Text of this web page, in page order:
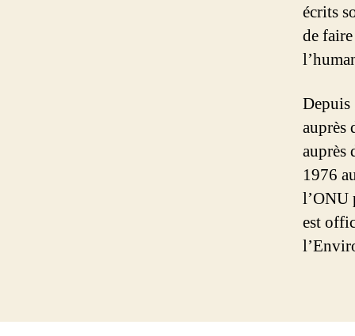
écrits
de
Depuis
auprès
auprès
1976
l’ONU
est